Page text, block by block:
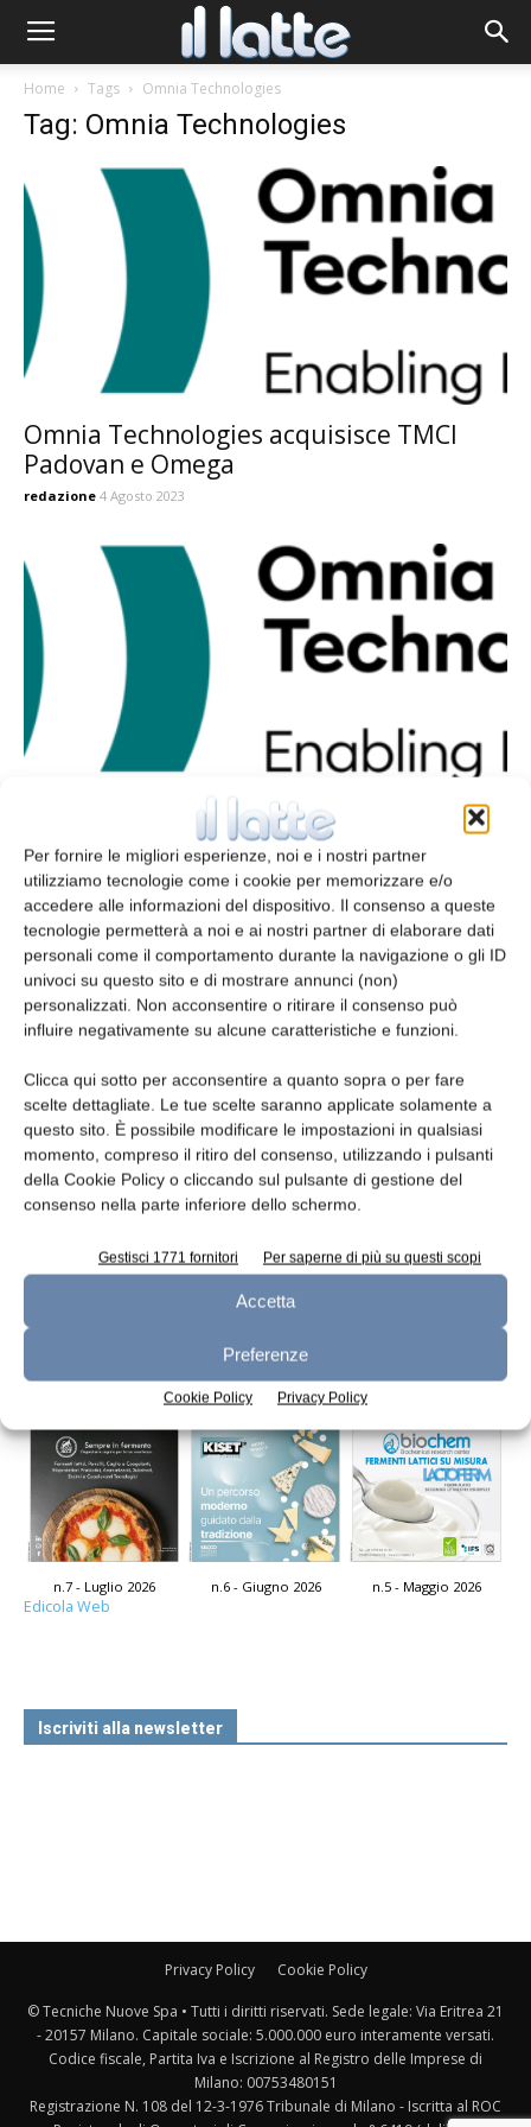
Per fornire le migliori esperienze, noi e i nostri partner
utilizziamo tecnologie come i cookie per memorizzare e/o
accedere alle informazioni del dispositivo. Il consenso a queste
tecnologie permetterà a noi e ai nostri partner di elaborare dati
personali come il comportamento durante la navigazione o gli ID
univoci su questo sito e di mostrare annunci (non)
personalizzati. Non acconsentire o ritirare il consenso può
influire negativamente su alcune caratteristiche e funzioni.
Clicca qui sotto per acconsentire a quanto sopra o per fare
scelte dettagliate. Le tue scelte saranno applicate solamente a
questo sito. È possibile modificare le impostazioni in qualsiasi
momento, compreso il ritiro del consenso, utilizzando i pulsanti
della Cookie Policy o cliccando sul pulsante di gestione del
consenso nella parte inferiore dello schermo.
Gestisci 1771 fornitori Per saperne di più su questi scopi
Accetta
Preferenze
Cookie Policy Privacy Policy
Home Tags Omnia Technologies
Tag: Omnia Technologies
Omnia Technologies acquisisce TMCI
Padovan e Omega
redazione 4 Agosto 2023
Cinque nuovi impianti fotovoltaici per
Omnia Technologies
redazione 23 Maggio 2023
Omnia Technologies: finanziamento e
acquisizioni per crescere
27 Aprile 2023
n.7 - Luglio 2026 n.6 - Giugno 2026 n.5 - Maggio 2026
Edicola Web
Iscriviti alla newsletter
Privacy Policy Cookie Policy
© Tecniche Nuove Spa • Tutti i diritti riservati. Sede legale: Via Eritrea 21
- 20157 Milano. Capitale sociale: 5.000.000 euro interamente versati.
Codice fiscale, Partita Iva e Iscrizione al Registro delle Imprese di
Milano: 00753480151
Registrazione N. 108 del 12-3-1976 Tribunale di Milano - Iscritta al ROC